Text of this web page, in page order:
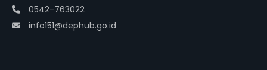
0542-763022
info151@dephub.go.id